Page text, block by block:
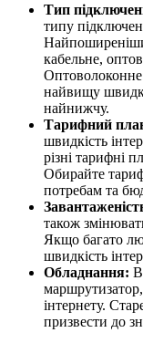
Тип
типу
кабельне,
Оптоволоконне
найвищу
найнижчу.
Тарифний
швидкість
різні тарифні
Обирайте
потребам та
також
Якщо багато
швидкість
Обладнання:
інтернету.
призвести до